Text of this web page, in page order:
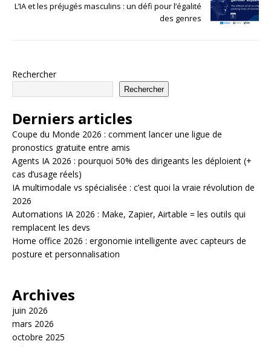
L’IA et les préjugés masculins : un défi pour l’égalité
des genres
Rechercher
Rechercher
Derniers articles
Coupe du Monde 2026 : comment lancer une ligue de
pronostics gratuite entre amis
Agents IA 2026 : pourquoi 50% des dirigeants les déploient (+
cas d’usage réels)
IA multimodale vs spécialisée : c’est quoi la vraie révolution de
2026
Automations IA 2026 : Make, Zapier, Airtable = les outils qui
remplacent les devs
Home office 2026 : ergonomie intelligente avec capteurs de
posture et personnalisation
Archives
juin 2026
mars 2026
octobre 2025